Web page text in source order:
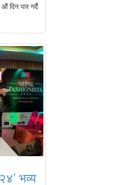
दिन पार गर्दै
भव्य